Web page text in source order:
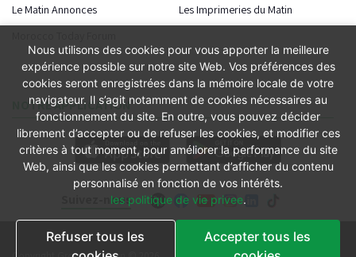
Suivez-nous
Le Matin Annonces
Les Imprimeries du Matin
NOTRE APPLICATION
Conditions générales
Nous utilisons des cookies pour vous apporter la meilleure
expérience possible sur notre site Web. Vos préférences des
cookies seront enregistrées dans la mémoire locale de votre
navigateur. Il s’agit notamment de cookies nécessaires au
fonctionnement du site. En outre, vous pouvez décider
librement d’accepter ou de refuser les cookies, et modifier ces
critères à tout moment, pour améliorer la performance du site
Web, ainsi que les cookies permettant d’afficher du contenu
personnalisé en fonction de vos intérêts.
les politique de vie privee.
Refuser tous les
Accepter tous les